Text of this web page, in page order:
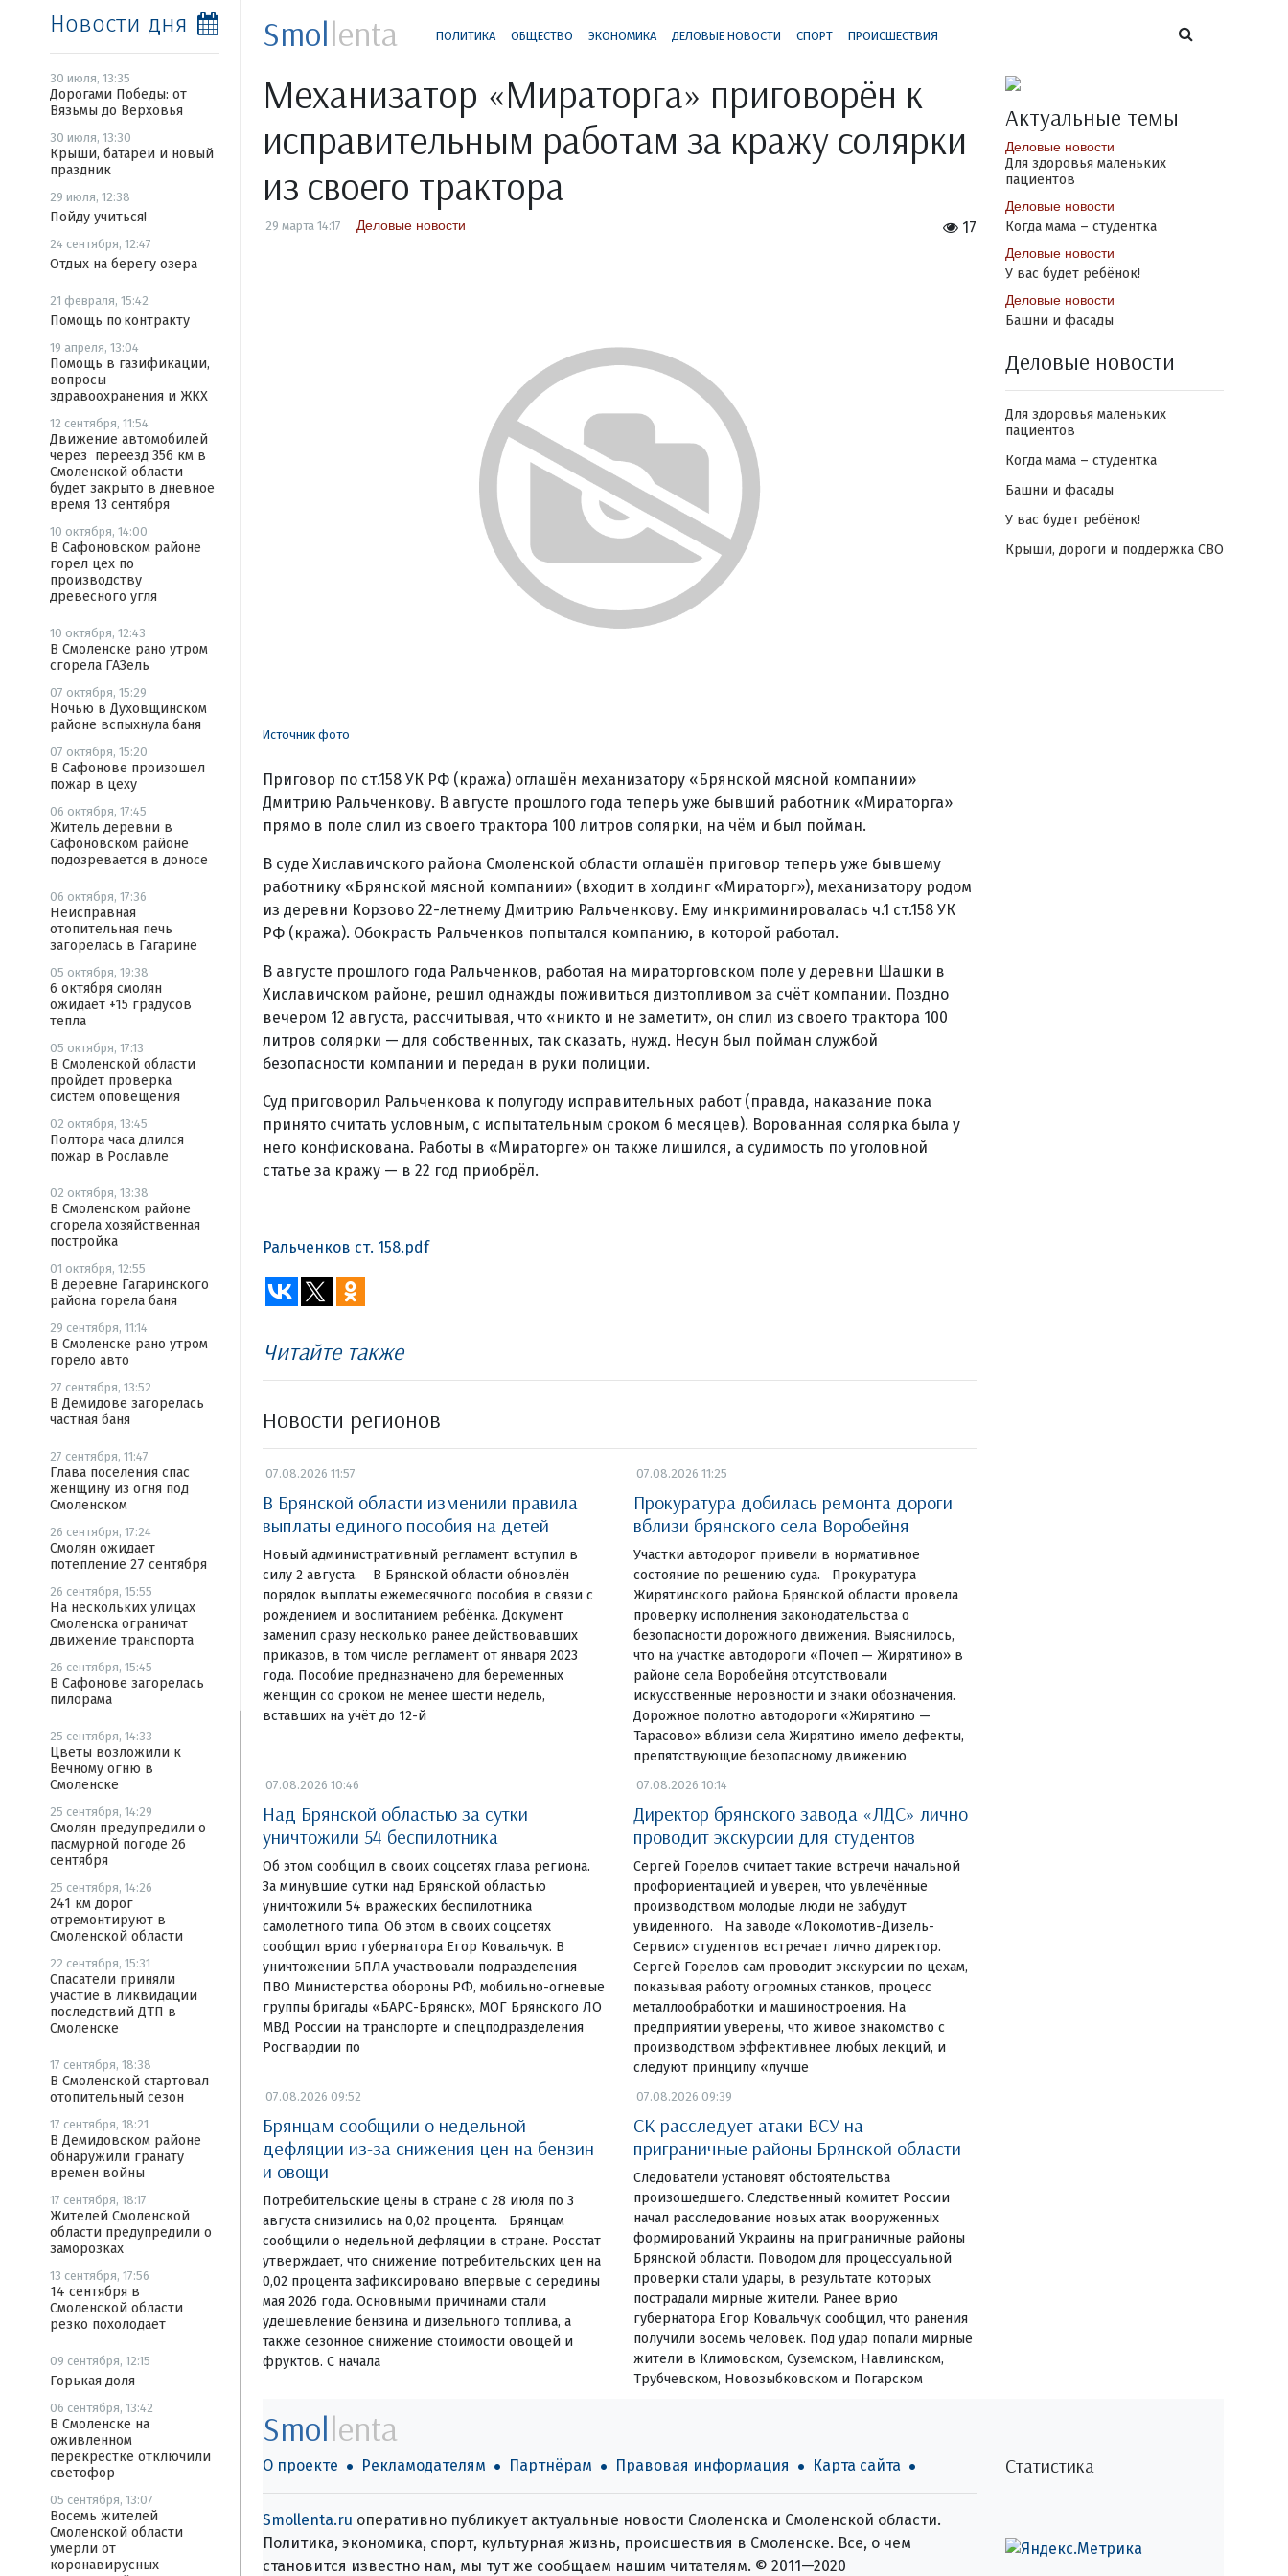
Новости дня
30 июля, 13:35
Дорогами Победы: от
Вязьмы до Верховья
30 июля, 13:30
Крыши, батареи и новый
праздник
29 июля, 12:38
Пойду учиться!
24 сентября, 12:47
Отдых на берегу озера
21 февраля, 15:42
Помощь по контракту
19 апреля, 13:04
Помощь в газификации,
вопросы
здравоохранения и ЖКХ
12 сентября, 11:54
Движение автомобилей
через переезд 356 км в
Смоленской области
будет закрыто в дневное
время 13 сентября
10 октября, 14:00
В Сафоновском районе
горел цех по
производству
древесного угля
10 октября, 12:43
В Смоленске рано утром
сгорела ГАЗель
07 октября, 15:29
Ночью в Духовщинском
районе вспыхнула баня
07 октября, 15:20
В Сафонове произошел
пожар в цеху
06 октября, 17:45
Житель деревни в
Сафоновском районе
подозревается в доносе
06 октября, 17:36
Неисправная
отопительная печь
загорелась в Гагарине
05 октября, 19:38
6 октября смолян
ожидает +15 градусов
тепла
05 октября, 17:13
В Смоленской области
пройдет проверка
систем оповещения
02 октября, 13:45
Полтора часа длился
пожар в Рославле
02 октября, 13:38
В Смоленском районе
сгорела хозяйственная
постройка
01 октября, 12:55
В деревне Гагаринского
района горела баня
29 сентября, 11:14
В Смоленске рано утром
горело авто
27 сентября, 13:52
В Демидове загорелась
частная баня
27 сентября, 11:47
Глава поселения спас
женщину из огня под
Смоленском
26 сентября, 17:24
Смолян ожидает
потепление 27 сентября
26 сентября, 15:55
На нескольких улицах
Смоленска ограничат
движение транспорта
26 сентября, 15:45
В Сафонове загорелась
пилорама
25 сентября, 14:33
Цветы возложили к
Вечному огню в
Смоленске
25 сентября, 14:29
Смолян предупредили о
пасмурной погоде 26
сентября
25 сентября, 14:26
241 км дорог
отремонтируют в
Смоленской области
22 сентября, 15:31
Спасатели приняли
участие в ликвидации
последствий ДТП в
Смоленске
17 сентября, 18:38
В Смоленской стартовал
отопительный сезон
17 сентября, 18:21
В Демидовском районе
обнаружили гранату
времен войны
17 сентября, 18:17
Жителей Смоленской
области предупредили о
заморозках
13 сентября, 17:56
14 сентября в
Смоленской области
резко похолодает
09 сентября, 12:15
Горькая доля
06 сентября, 13:42
В Смоленске на
оживленном
перекрестке отключили
светофор
05 сентября, 13:07
Восемь жителей
Смоленской области
умерли от
коронавирусных
Smollenta ПОЛИТИКА ОБЩЕСТВО ЭКОНОМИКА ДЕЛОВЫЕ НОВОСТИ СПОРТ ПРОИСШЕСТВИЯ
Механизатор «Мираторга» приговорён к
исправительным работам за кражу солярки
из своего трактора
17
29 марта 14:17 Деловые новости
Источник фото
Приговор по ст.158 УК РФ (кража) оглашён механизатору «Брянской мясной компании»
Дмитрию Ральченкову. В августе прошлого года теперь уже бывший работник «Мираторга»
прямо в поле слил из своего трактора 100 литров солярки, на чём и был пойман.
В суде Хиславичского района Смоленской области оглашён приговор теперь уже бывшему
работнику «Брянской мясной компании» (входит в холдинг «Мираторг»), механизатору родом
из деревни Корзово 22-летнему Дмитрию Ральченкову. Ему инкриминировалась ч.1 ст.158 УК
РФ (кража). Обокрасть Ральченков попытался компанию, в которой работал.
В августе прошлого года Ральченков, работая на мираторговском поле у деревни Шашки в
Хиславичском районе, решил однажды поживиться дизтопливом за счёт компании. Поздно
вечером 12 августа, рассчитывая, что «никто и не заметит», он слил из своего трактора 100
литров солярки — для собственных, так сказать, нужд. Несун был пойман службой
безопасности компании и передан в руки полиции.
Суд приговорил Ральченкова к полугоду исправительных работ (правда, наказание пока
принято считать условным, с испытательным сроком 6 месяцев). Ворованная солярка была у
него конфискована. Работы в «Мираторге» он также лишился, а судимость по уголовной
статье за кражу — в 22 год приобрёл.
Ральченков ст. 158.pdf
Читайте также
Новости регионов
07.08.2026 11:57
В Брянской области изменили правила
выплаты единого пособия на детей
Новый административный регламент вступил в
силу 2 августа. В Брянской области обновлён
порядок выплаты ежемесячного пособия в связи с
рождением и воспитанием ребёнка. Документ
заменил сразу несколько ранее действовавших
приказов, в том числе регламент от января 2023
года. Пособие предназначено для беременных
женщин со сроком не менее шести недель,
вставших на учёт до 12-й
07.08.2026 11:25
Прокуратура добилась ремонта дороги
вблизи брянского села Воробейня
Участки автодорог привели в нормативное
состояние по решению суда. Прокуратура
Жирятинского района Брянской области провела
проверку исполнения законодательства о
безопасности дорожного движения. Выяснилось,
что на участке автодороги «Почеп — Жирятино» в
районе села Воробейня отсутствовали
искусственные неровности и знаки обозначения.
Дорожное полотно автодороги «Жирятино —
Тарасово» вблизи села Жирятино имело дефекты,
препятствующие безопасному движению
07.08.2026 10:46
Над Брянской областью за сутки
уничтожили 54 беспилотника
Об этом сообщил в своих соцсетях глава региона.
За минувшие сутки над Брянской областью
уничтожили 54 вражеских беспилотника
самолетного типа. Об этом в своих соцсетях
сообщил врио губернатора Егор Ковальчук. В
уничтожении БПЛА участвовали подразделения
ПВО Министерства обороны РФ, мобильно-огневые
группы бригады «БАРС-Брянск», МОГ Брянского ЛО
МВД России на транспорте и спецподразделения
Росгвардии по
07.08.2026 10:14
Директор брянского завода «ЛДС» лично
проводит экскурсии для студентов
Сергей Горелов считает такие встречи начальной
профориентацией и уверен, что увлечённые
производством молодые люди не забудут
увиденного. На заводе «Локомотив-Дизель-
Сервис» студентов встречает лично директор.
Сергей Горелов сам проводит экскурсии по цехам,
показывая работу огромных станков, процесс
металлообработки и машиностроения. На
предприятии уверены, что живое знакомство с
производством эффективнее любых лекций, и
следуют принципу «лучше
07.08.2026 09:52
Брянцам сообщили о недельной
дефляции из-за снижения цен на бензин
и овощи
Потребительские цены в стране с 28 июля по 3
августа снизились на 0,02 процента. Брянцам
сообщили о недельной дефляции в стране. Росстат
утверждает, что снижение потребительских цен на
0,02 процента зафиксировано впервые с середины
мая 2026 года. Основными причинами стали
удешевление бензина и дизельного топлива, а
также сезонное снижение стоимости овощей и
фруктов. С начала
07.08.2026 09:39
СК расследует атаки ВСУ на
приграничные районы Брянской области
Следователи установят обстоятельства
произошедшего. Следственный комитет России
начал расследование новых атак вооруженных
формирований Украины на приграничные районы
Брянской области. Поводом для процессуальной
проверки стали удары, в результате которых
пострадали мирные жители. Ранее врио
губернатора Егор Ковальчук сообщил, что ранения
получили восемь человек. Под удар попали мирные
жители в Климовском, Суземском, Навлинском,
Трубчевском, Новозыбковском и Погарском
Актуальные темы
Деловые новости
Для здоровья маленьких
пациентов
Деловые новости
Когда мама – студентка
Деловые новости
У вас будет ребёнок!
Деловые новости
Башни и фасады
Деловые новости
Для здоровья маленьких
пациентов
Когда мама – студентка
Башни и фасады
У вас будет ребёнок!
Крыши, дороги и поддержка СВО
Smollenta
О проекте Рекламодателям Партнёрам Правовая информация Карта сайта
Smollenta.ru оперативно публикует актуальные новости Смоленска и Смоленской области.
Политика, экономика, спорт, культурная жизнь, происшествия в Смоленске. Все, о чем
становится известно нам, мы тут же сообщаем нашим читателям. © 2011—2020
Статистика